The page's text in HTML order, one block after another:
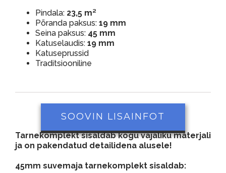
Pindala: 23,5 m²
Põranda paksus: 19 mm
Seina paksus:45 mm
Katuselaudis: 19 mm
Katuseprussid
Traditsiooniline
SOOVIN LISAINFOT
Tarnekomplekt sisaldab kogu vajaliku materjali
ja on pakendatud detailidena alusele!
45mm suvemaja tarnekomplekt sisaldab: